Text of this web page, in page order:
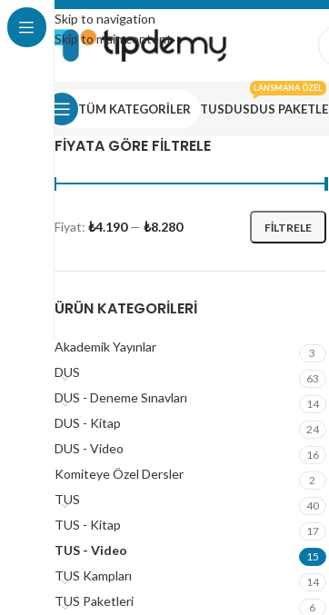
Skip to navigation
Skip to main content
TÜM KATEGORİLER TUSDUSDUS
LANSMANA ÖZEL
FIYATA GÖRE FILTRELE
FILTRELE
Fiyat: ₺4.190— ₺8.280
ÜRÜN KATEGORILERI
Akademik Yayınlar 3
DUS 63
DUS - Deneme Sınavları 14
DUS - Kitap 24
DUS - Video 16
Komiteye Özel Dersler 2
TUS 40
TUS - Kitap 17
TUS - Video 15
TUS Kampları 14
TUS Paketleri 6